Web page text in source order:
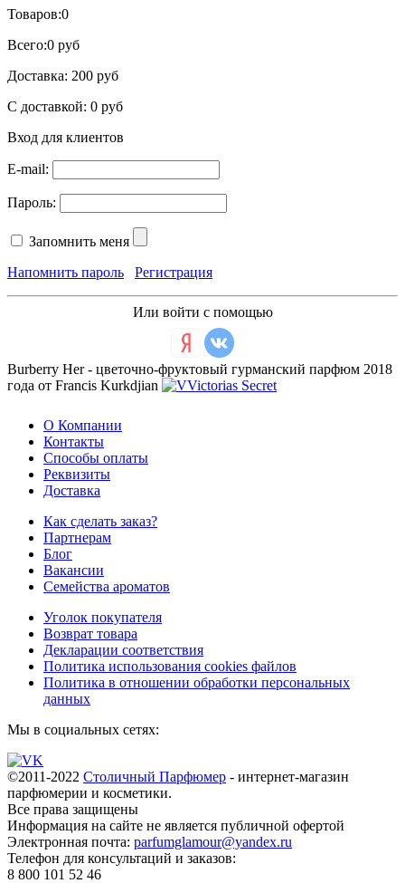
Товаров:0
Всего:0 руб
Доставка: 200 руб
С доставкой: 0 руб
Вход для клиентов
E-mail:
Пароль:
Запомнить меня
Напомнить пароль
Регистрация
Или войти с помощью
Burberry Her - цветочно-фруктовый гурманский парфюм 2018
года от Francis Kurkdjian
О Компании
Контакты
Способы оплаты
Реквизиты
Доставка
Как сделать заказ?
Партнерам
Блог
Вакансии
Семейства ароматов
Уголок покупателя
Возврат товара
Декларации соответствия
Политика использования cookies файлов
Политика в отношении обработки персональных
данных
Мы в социальных сетях:
©2011-2022 Столичный Парфюмер - интернет-магазин
парфюмерии и косметики.
Все права защищены
Информация на сайте не является публичной офертой
Электронная почта: parfumglamour@yandex.ru
Телефон для консультаций и заказов:
8 800 101 52 46